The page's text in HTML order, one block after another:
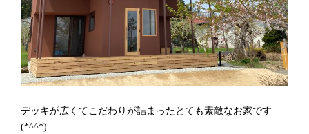
デッキが広くてこだわりが詰まったとても素敵なお家です
(*^^*)